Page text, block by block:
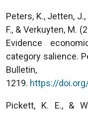
Peters, K., Jetten, J.,
F., & Verkuyten, M.
Evidence
category salience.
1219. https://
Pickett, K. E., &